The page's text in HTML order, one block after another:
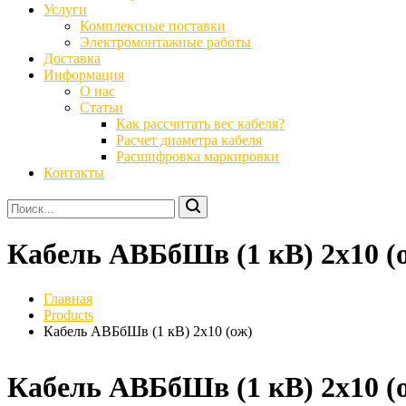
Услуги
Комплексные поставки
Электромонтажные работы
Доставка
Информация
О нас
Статьи
Как рассчитать вес кабеля?
Расчет диаметра кабеля
Расшифровка маркировки
Контакты
Кабель АВБбШв (1 кВ) 2х10
Главная
Products
Кабель АВБбШв (1 кВ) 2х10 (ож)
Кабель АВБбШв (1 кВ) 2х10